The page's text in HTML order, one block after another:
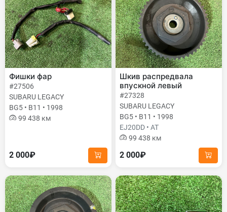
Фишки фар
#27506
SUBARU LEGACY
BG5 • B11 • 1998
99 438 км
2 000₽
Шкив распредвала
впускной левый
#27328
SUBARU LEGACY
BG5 • B11 • 1998
EJ20DD • AT
99 438 км
2 000₽